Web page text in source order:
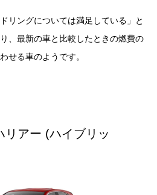
リングについては満足している」と
、最新の車と比較したときの燃費の
せる車のようです。
リアー (ハイブリッ